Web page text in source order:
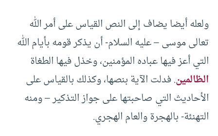
ولعله أيضا يضاف إلى النص القياس على أمر الله
تعالى موسى – عليه السلام- أن يذكر قومه بأيام الله
التي أعز فيها عباده المؤمنين، وخذل فيها الطغاة
الظالمين. فدلت الآية بنصها، وكذلك بالقياس على
الأحاديث التي صاحبتها على جواز التذكير – ومنه
التهنئة- بالهجرة والعام الهجري.